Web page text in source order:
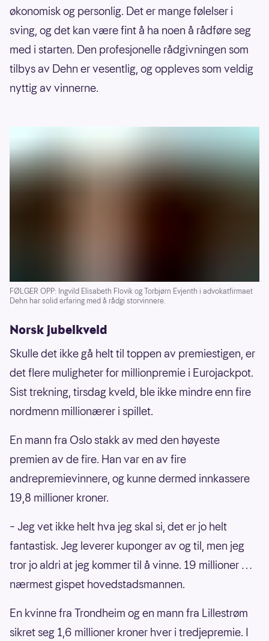
økonomisk og personlig. Det er mange følelser i
sving, og det kan være fint å ha noen å rådføre seg
med i starten. Den profesjonelle rådgivningen som
tilbys av Dehn er vesentlig, og oppleves som veldig
nyttig av vinnerne.
FØLGER OPP: Ingvild Elisabeth Flovik og Torbjørn Evjenth i advokatfirmaet
Dehn har solid erfaring med å rådgi storvinnere.
Norsk jubelkveld
Skulle det ikke gå helt til toppen av premiestigen, er
det flere muligheter for millionpremie i Eurojackpot.
Sist trekning, tirsdag kveld, ble ikke mindre enn fire
nordmenn millionærer i spillet.
En mann fra Oslo stakk av med den høyeste
premien av de fire. Han var en av fire
andrepremievinnere, og kunne dermed innkassere
19,8 millioner kroner.
– Jeg vet ikke helt hva jeg skal si, det er jo helt
fantastisk. Jeg leverer kuponger av og til, men jeg
tror jo aldri at jeg kommer til å vinne. 19 millioner …
nærmest gispet hovedstadsmannen.
En kvinne fra Trondheim og en mann fra Lillestrøm
sikret seg 1,6 millioner kroner hver i tredjepremie. I